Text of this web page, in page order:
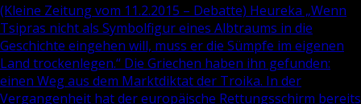
(Kleine Zeitung vom 11.2.2015 – Debatte) Heureka „Wenn
Tsipras nicht als Symbolfigur eines Albtraums in die
Geschichte eingehen will, muss er die Sümpfe im eigenen
Land trockenlegen.“ Die Griechen haben ihn gefunden:
einen Weg aus dem Marktdiktat der Troika. In der
Vergangenheit hat der europäische Rettungsschirm bereits